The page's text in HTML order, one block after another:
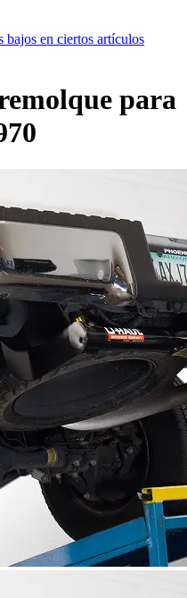
bajos en ciertos artículos
para